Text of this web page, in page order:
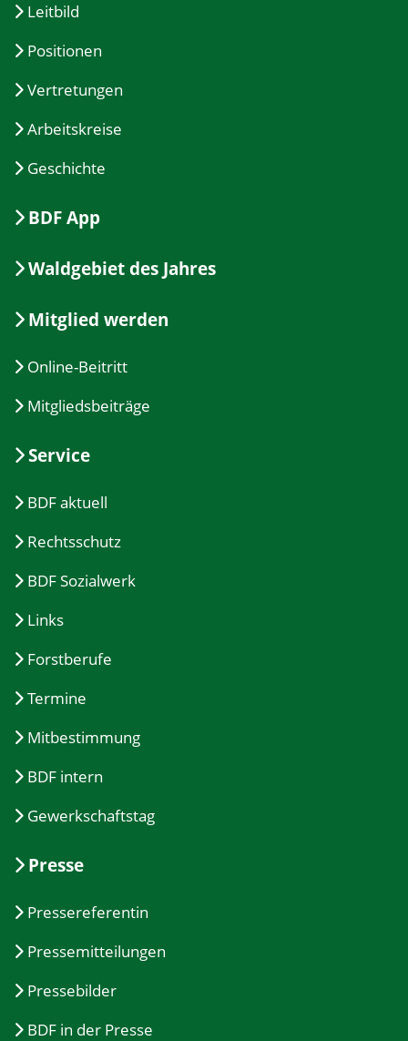
Leitbild
Positionen
Vertretungen
Arbeitskreise
Geschichte
BDF App
Waldgebiet des Jahres
Mitglied werden
Online-Beitritt
Mitgliedsbeiträge
Service
BDF aktuell
Rechtsschutz
BDF Sozialwerk
Links
Forstberufe
Termine
Mitbestimmung
BDF intern
Gewerkschaftstag
Presse
Pressereferentin
Pressemitteilungen
Pressebilder
BDF in der Presse